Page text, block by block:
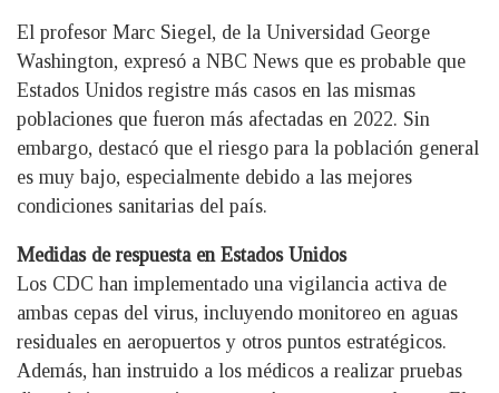
El profesor Marc Siegel, de la Universidad George
Washington, expresó a NBC News que es probable que
Estados Unidos registre más casos en las mismas
poblaciones que fueron más afectadas en 2022. Sin
embargo, destacó que el riesgo para la población general
es muy bajo, especialmente debido a las mejores
condiciones sanitarias del país.
Medidas de respuesta en Estados Unidos
Los CDC han implementado una vigilancia activa de
ambas cepas del virus, incluyendo monitoreo en aguas
residuales en aeropuertos y otros puntos estratégicos.
Además, han instruido a los médicos a realizar pruebas